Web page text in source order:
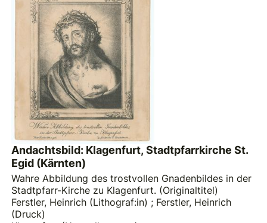
Andachtsbild: Klagenfurt, Stadtpfarrkirche St.
Egid (Kärnten)
Wahre Abbildung des trostvollen Gnadenbildes in der
Stadtpfarr-Kirche zu Klagenfurt. (Originaltitel)
Ferstler, Heinrich (Lithograf:in) ; Ferstler, Heinrich
(Druck)